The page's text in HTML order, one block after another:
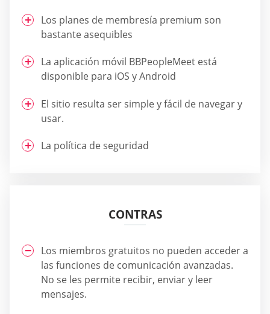
Los planes de membresía premium son
bastante asequibles
La aplicación móvil BBPeopleMeet está
disponible para iOS y Android
El sitio resulta ser simple y fácil de navegar y
usar.
La política de seguridad
CONTRAS
Los miembros gratuitos no pueden acceder a
las funciones de comunicación avanzadas.
No se les permite recibir, enviar y leer
mensajes.